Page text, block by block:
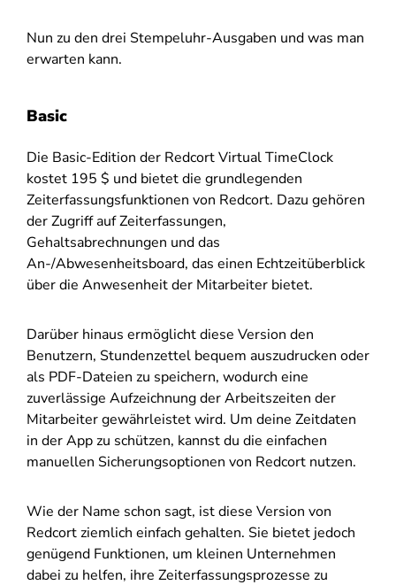
Nun zu den drei Stempeluhr-Ausgaben und was man
erwarten kann.
Basic
Die Basic-Edition der Redcort Virtual TimeClock
kostet 195 $ und bietet die grundlegenden
Zeiterfassungsfunktionen von Redcort. Dazu gehören
der Zugriff auf Zeiterfassungen,
Gehaltsabrechnungen und das
An-/Abwesenheitsboard, das einen Echtzeitüberblick
über die Anwesenheit der Mitarbeiter bietet.
Darüber hinaus ermöglicht diese Version den
Benutzern, Stundenzettel bequem auszudrucken oder
als PDF-Dateien zu speichern, wodurch eine
zuverlässige Aufzeichnung der Arbeitszeiten der
Mitarbeiter gewährleistet wird. Um deine Zeitdaten
in der App zu schützen, kannst du die einfachen
manuellen Sicherungsoptionen von Redcort nutzen.
Wie der Name schon sagt, ist diese Version von
Redcort ziemlich einfach gehalten. Sie bietet jedoch
genügend Funktionen, um kleinen Unternehmen
dabei zu helfen, ihre Zeiterfassungsprozesse zu